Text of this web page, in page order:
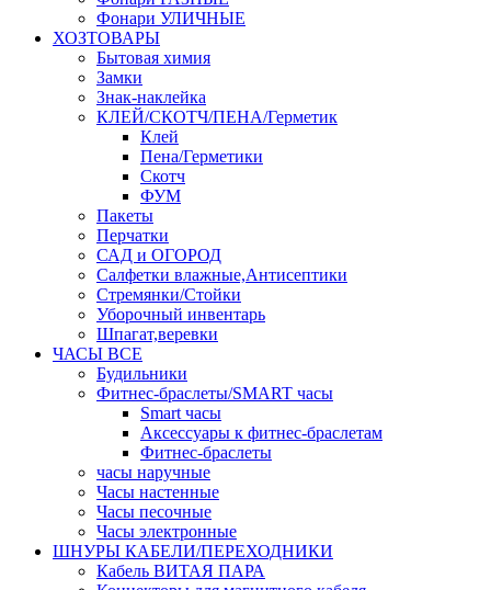
Фонари УЛИЧНЫЕ
ХОЗТОВАРЫ
Бытовая химия
Замки
Знак-наклейка
КЛЕЙ/СКОТЧ/ПЕНА/Герметик
Клей
Пена/Герметики
Скотч
ФУМ
Пакеты
Перчатки
САД и ОГОРОД
Салфетки влажные,Антисептики
Стремянки/Стойки
Уборочный инвентарь
Шпагат,веревки
ЧАСЫ ВСЕ
Будильники
Фитнес-браслеты/SMART часы
Smart часы
Аксессуары к фитнес-браслетам
Фитнес-браслеты
часы наручные
Часы настенные
Часы песочные
Часы электронные
ШНУРЫ КАБЕЛИ/ПЕРЕХОДНИКИ
Кабель ВИТАЯ ПАРА